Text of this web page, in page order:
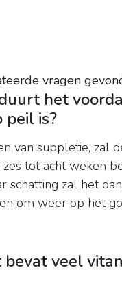
vragen
het
peil is?
van suppletie, zal
zes tot acht weken
schatting zal het dan
om weer op het
veel